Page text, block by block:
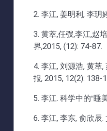
2. 李江, 姜明利, 李
3. 黄萃,任弢,李江,赵
界,2015, (12): 74-87.
4. 李江, 刘源浩, 黄
报, 2015, 12(2): 138-
5. 李江. 科学中的“睡
6. 李江, 李东, 俞欣